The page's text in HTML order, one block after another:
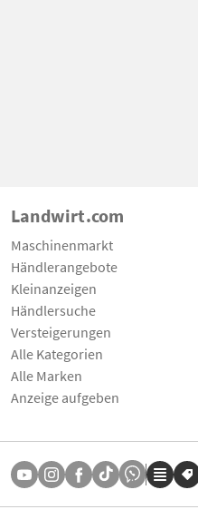
Landwirt.com
Maschinenmarkt
Händlerangebote
Kleinanzeigen
Händlersuche
Versteigerungen
Alle Kategorien
Alle Marken
Anzeige aufgeben